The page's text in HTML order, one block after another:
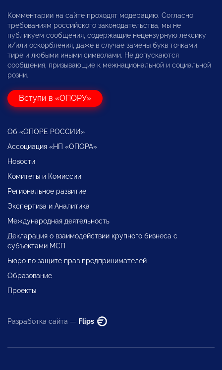
Комментарии на сайте проходят модерацию. Согласно
требованиям российского законодательства, мы не
публикуем сообщения, содержащие нецензурную лексику
и/или оскорбления, даже в случае замены букв точками,
тире и любыми иными символами. Не допускаются
сообщения, призывающие к межнациональной и социальной
розни.
Вступи в «ОПОРУ»
Об «ОПОРЕ РОССИИ»
Ассоциация «НП «ОПОРА»
Новости
Комитеты и Комиссии
Региональное развитие
Экспертиза и Аналитика
Международная деятельность
Декларация о взаимодействии крупного бизнеса с
субъектами МСП
Бюро по защите прав предпринимателей
Образование
Проекты
Разработка сайта — Flips